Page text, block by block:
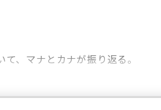
、マナとカナが振り返る。